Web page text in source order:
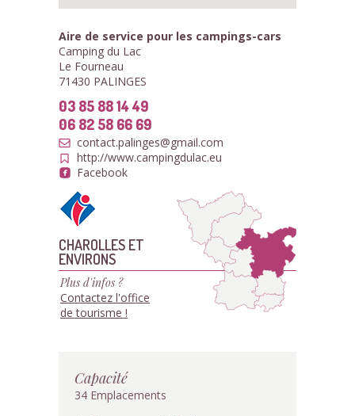
Aire de service pour les campings-cars
Camping du Lac
Le Fourneau
71430 PALINGES
03 85 88 14 49
06 82 58 66 69
contact.palinges@gmail.com
http://www.campingdulac.eu
Facebook
CHAROLLES ET
ENVIRONS
Plus d'infos ?
Contactez l'office
de tourisme !
Capacité
34 Emplacements